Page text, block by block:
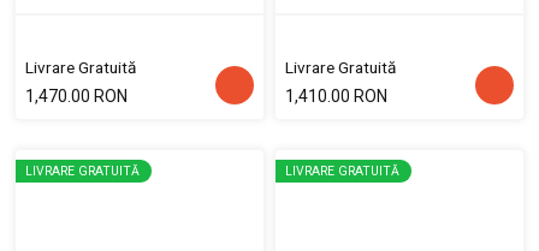
Livrare Gratuită
1,470.00 RON
Livrare Gratuită
1,410.00 RON
LIVRARE GRATUITĂ LIVRARE GRATUITĂ